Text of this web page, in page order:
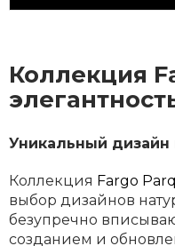
Коллекция
Уникальный дизайн
Коллекция Fargo
выбор дизайнов
безупречно
созданием и